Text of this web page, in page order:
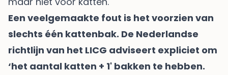
Een veelgemaakte fout is het voorzien van
slechts één kattenbak. De Nederlandse
richtlijn van het LICG adviseert expliciet om
‘het aantal katten + 1' bakken te hebben.